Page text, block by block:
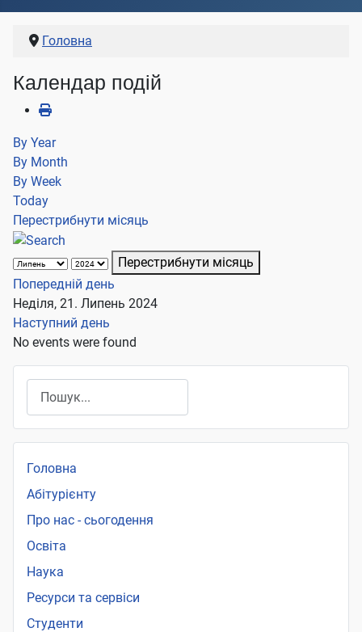
Головна
Календар подій
By Year
By Month
By Week
Today
Перестрибнути місяць
Перестрибнути місяць
Попередній день
Неділя, 21. Липень 2024
Наступний день
No events were found
Головна
Абітурієнту
Про нас - сьогодення
Освіта
Наука
Ресурси та сервіси
Студенти